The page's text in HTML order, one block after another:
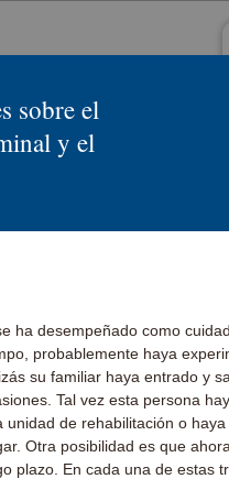
sobre el
y el
ha desempeñado como
probablemente haya
su familiar haya entrado y
Tal vez esta persona
unidad de rehabilitación o
Otra posibilidad es que
plazo. En cada una de estas